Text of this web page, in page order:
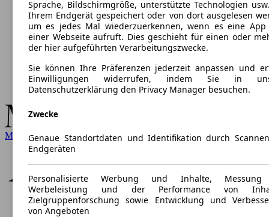
Mercedes-Benz
Sprache, Bildschirmgröße, unterstützte Technologien
Ihrem Endgerät gespeichert oder von dort ausgelesen
um es jedes Mal wiederzuerkennen, wenn es eine App
einer Webseite aufruft. Dies geschieht für einen oder
der hier aufgeführten Verarbeitungszwecke.
Sie können Ihre Präferenzen jederzeit anpassen und
Einwilligungen widerrufen, indem Sie in
Datenschutzerklärung den Privacy Manager besuchen.
Zwecke
Genaue Standortdaten und Identifikation durch
Endgeräten
Personalisierte Werbung und Inhalte,
Werbeleistung und der Performance von
Zielgruppenforschung sowie Entwicklung und
von Angeboten